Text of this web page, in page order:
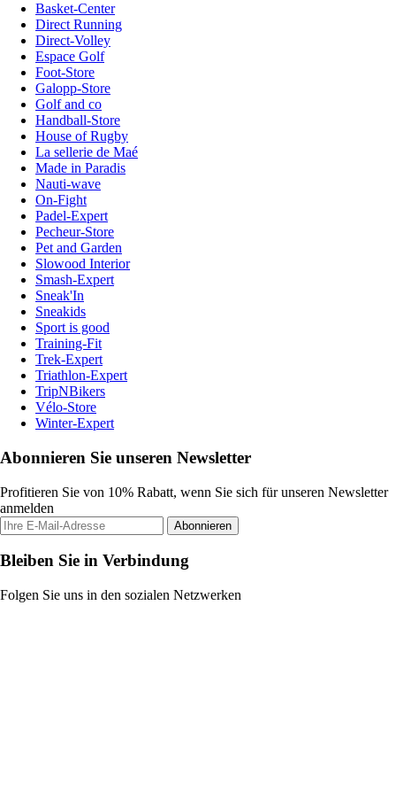
Basket-Center
Direct Running
Direct-Volley
Espace Golf
Foot-Store
Galopp-Store
Golf and co
Handball-Store
House of Rugby
La sellerie de Maé
Made in Paradis
Nauti-wave
On-Fight
Padel-Expert
Pecheur-Store
Pet and Garden
Slowood Interior
Smash-Expert
Sneak'In
Sneakids
Sport is good
Training-Fit
Trek-Expert
Triathlon-Expert
TripNBikers
Vélo-Store
Winter-Expert
Abonnieren Sie unseren Newsletter
Profitieren Sie von 10% Rabatt, wenn Sie sich für unseren Newsletter
anmelden
Abonnieren
Bleiben Sie in Verbindung
Folgen Sie uns in den sozialen Netzwerken